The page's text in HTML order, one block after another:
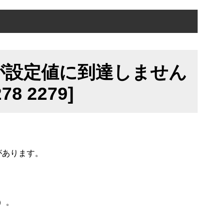
定値に到達しません
2279]
ります。